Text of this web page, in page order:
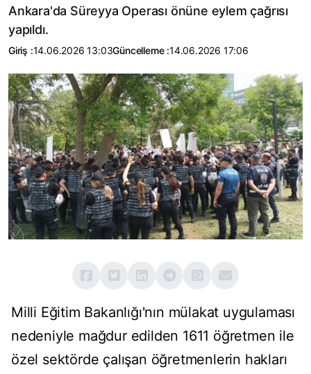
Ankara'da Süreyya Operası önüne eylem çağrısı
yapıldı.
Giriş :14.06.2026 13:03Güncelleme :14.06.2026 17:06
Milli Eğitim Bakanlığı'nın mülakat uygulaması
nedeniyle mağdur edilden 1611 öğretmen ile
özel sektörde çalışan öğretmenlerin hakları